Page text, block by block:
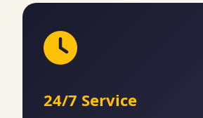
24/7 Service